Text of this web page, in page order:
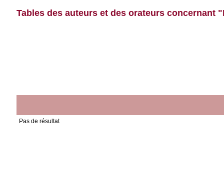
Tables des auteurs et des orateurs concernant
Pas de résultat